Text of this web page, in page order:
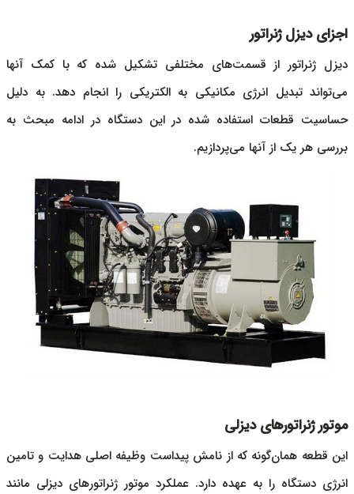
اجزای دیزل ژنراتور
دیزل ژنراتوراز قسمت‌های مختلفی تشکیل شده که با کمک آنها
می‌تواند تبدیل انرژی مکانیکی به الکتریکی را انجام دهد. به دلیل
حساسیت قطعات استفاده شده در این دستگاه در ادامه مبحث به
بررسی هر یک از آنها می‌پردازیم.
موتور ژنراتورهای دیزلی
این قطعه همان‌گونه که از نامش پیداست وظیفه اصلی هدایت و تامین
انرژی دستگاه را به عهده دارد. عملکرد موتور ژنراتورهای دیزلیمانند